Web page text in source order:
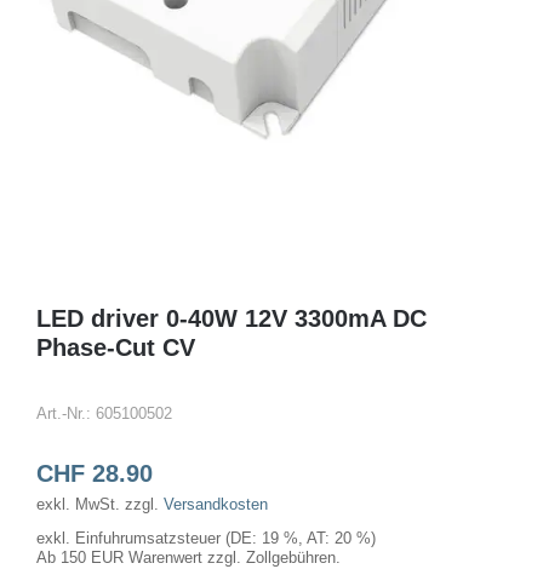
LED driver 0-40W 12V 3300mA DC
Phase-Cut CV
Art.-Nr.: 605100502
CHF28.90
exkl. MwSt. zzgl. Versandkosten
exkl. Einfuhrumsatzsteuer (DE: 19 %, AT: 20 %)
Ab 150 EUR Warenwert zzgl. Zollgebühren.